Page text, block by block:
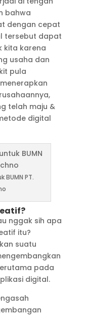
bahwa
dengan cepat
tersebut dapat
kita karena
usaha dan
pula
telah maju &
digital
PT.
nggak sih apa
itu?
suatu
pada
digital.